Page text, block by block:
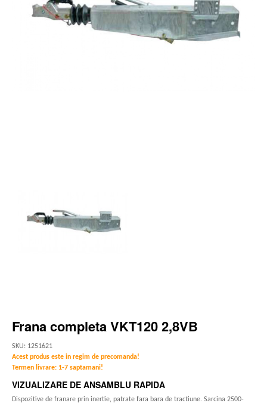
Frana completa VKT120 2,8VB
SKU: 1251621
Acest produs este in regim de precomanda!
Termen livrare: 1-7 saptamani!
VIZUALIZARE DE ANSAMBLU RAPIDA
Dispozitive de franare prin inertie, patrate fara bara de tractiune. Sarcina 2500-